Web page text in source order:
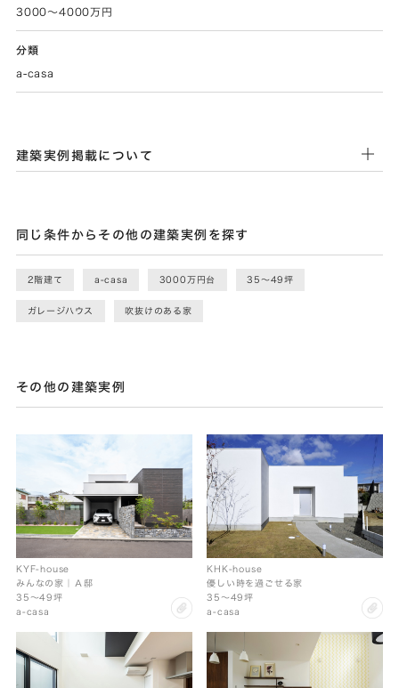
3000～4000万円
分類
a-casa
建築実例掲載について
同じ条件からその他の建築実例を探す
2階建て a-casa 3000万円台 35〜49坪
ガレージハウス 吹抜けのある家
その他の建築実例
KYF-house
みんなの家｜Ａ邸
35〜49坪
a-casa
KHK-house
優しい時を過ごせる家
35〜49坪
a-casa